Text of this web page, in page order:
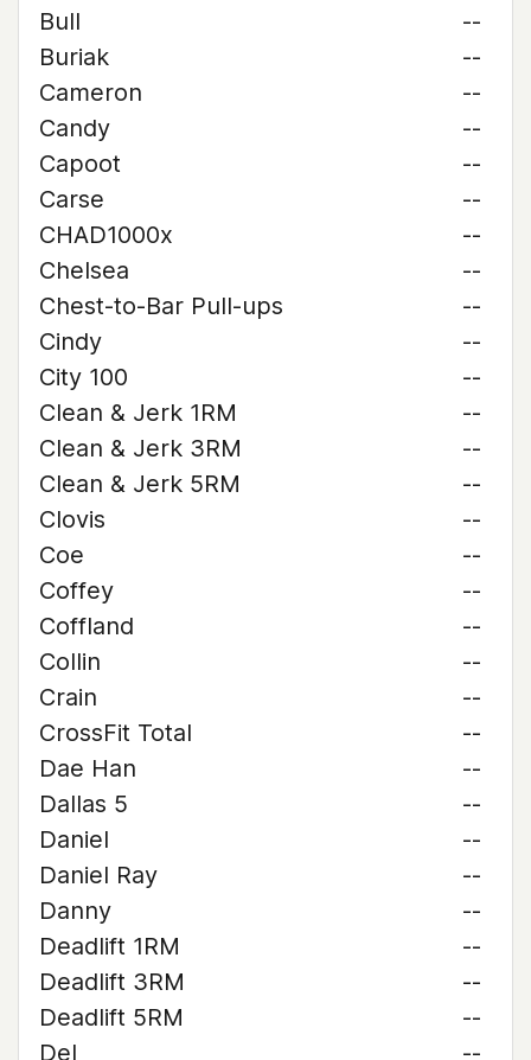
Bull
--
Buriak
--
Cameron
--
Candy
--
Capoot
--
Carse
--
CHAD1000x
--
Chelsea
--
Chest-to-Bar Pull-ups
--
Cindy
--
City 100
--
Clean & Jerk 1RM
--
Clean & Jerk 3RM
--
Clean & Jerk 5RM
--
Clovis
--
Coe
--
Coffey
--
Coffland
--
Collin
--
Crain
--
CrossFit Total
--
Dae Han
--
Dallas 5
--
Daniel
--
Daniel Ray
--
Danny
--
Deadlift 1RM
--
Deadlift 3RM
--
Deadlift 5RM
--
Del
--